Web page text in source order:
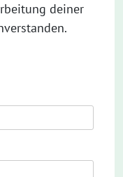
deiner